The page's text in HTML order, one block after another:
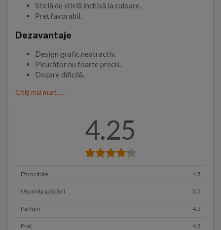
Sticlă de sticlă închisă la culoare.
Preț favorabil.
Dezavantaje
Design grafic neatractiv.
Picurător nu foarte precis.
Dozare dificilă.
Citiți mai mult......
4.25
Eficacitate 4.5
Ușurința aplicării 3.5
Parfum 4.5
Preț 4.5